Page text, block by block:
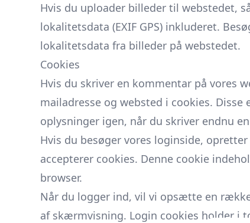
Hvis du uploader billeder til webstedet,
lokalitetsdata (EXIF GPS) inkluderet.
lokalitetsdata fra billeder på webstedet.
Cookies
Hvis du skriver en kommentar på vores
mailadresse og websted i cookies.
oplysninger igen, når du skriver endnu
Hvis du besøger vores loginside,
accepterer cookies. Denne cookie
browser.
Når du logger ind, vil vi opsætte en
af skærmvisning. Login cookies holder i